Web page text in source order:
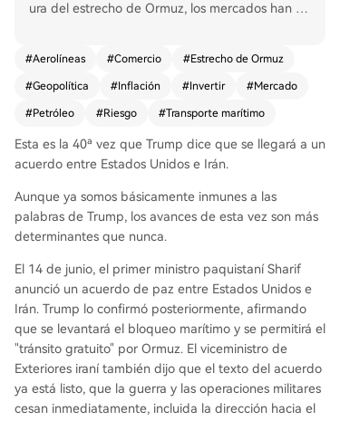
ura del estrecho de Ormuz, los mercados han re
ededor de 84 dólares. Los inversores ahora se c
entran en varias oportunidades de trading: vend
er la prima de riesgo del crudo, comprar accione
neficiados por la caída del coste del combustibl
e), apostar por los países importadores de ener
edida que se reducen las expectativas de inflaci
ón), y observar la repreciación de la cadena de
GNL, fertilizantes y productos químicos. Sin emb
argo, persisten riesgos, ya que la implementació
n del acuerdo y la normalización del tráfico marí
timo llevarán tiempo. Los mercados están apost
ando por la distensión, pero sin una certeza tota
l.
#Aerolíneas #Comercio #Estrecho de Ormuz
#Geopolítica #Inflación #Invertir #Mercado
#Petróleo #Riesgo #Transporte marítimo
Esta es la 40ª vez que Trump dice que se llegará a un
acuerdo entre Estados Unidos e Irán.
Aunque ya somos básicamente inmunes a las
palabras de Trump, los avances de esta vez son más
determinantes que nunca.
El 14 de junio, el primer ministro paquistaní Sharif
anunció un acuerdo de paz entre Estados Unidos e
Irán. Trump lo confirmó posteriormente, afirmando
que se levantará el bloqueo marítimo y se permitirá el
"tránsito gratuito" por Ormuz. El viceministro de
Exteriores iraní también dijo que el texto del acuerdo
ya está listo, que la guerra y las operaciones militares
cesan inmediatamente, incluida la dirección hacia el